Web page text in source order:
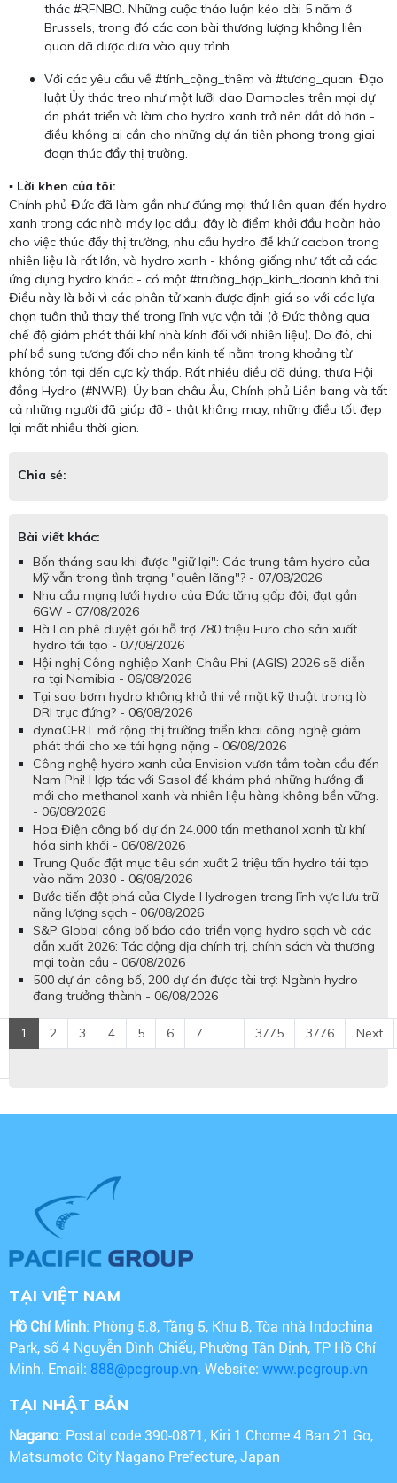
thác #RFNBO. Những cuộc thảo luận kéo dài 5 năm ở
Brussels, trong đó các con bài thương lượng không liên
quan đã được đưa vào quy trình.
Với các yêu cầu về #tính_cộng_thêm và #tương_quan, Đạo
luật Ủy thác treo như một lưỡi dao Damocles trên mọi dự
án phát triển và làm cho hydro xanh trở nên đắt đỏ hơn -
điều không ai cần cho những dự án tiên phong trong giai
đoạn thúc đẩy thị trường.
▪️ Lời khen của tôi:
Chính phủ Đức đã làm gần như đúng mọi thứ liên quan đến hydro
xanh trong các nhà máy lọc dầu: đây là điểm khởi đầu hoàn hảo
cho việc thúc đẩy thị trường, nhu cầu hydro để khử cacbon trong
nhiên liệu là rất lớn, và hydro xanh - không giống như tất cả các
ứng dụng hydro khác - có một #trường_hợp_kinh_doanh khả thi.
Điều này là bởi vì các phân tử xanh được định giá so với các lựa
chọn tuân thủ thay thế trong lĩnh vực vận tải (ở Đức thông qua
chế độ giảm phát thải khí nhà kính đối với nhiên liệu). Do đó, chi
phí bổ sung tương đối cho nền kinh tế nằm trong khoảng từ
không tồn tại đến cực kỳ thấp. Rất nhiều điều đã đúng, thưa Hội
đồng Hydro (#NWR), Ủy ban châu Âu, Chính phủ Liên bang và tất
cả những người đã giúp đỡ - thật không may, những điều tốt đẹp
lại mất nhiều thời gian.
Chia sẻ:
Bài viết khác:
Bốn tháng sau khi được "giữ lại": Các trung tâm hydro của
Mỹ vẫn trong tình trạng "quên lãng"? - 07/08/2026
Nhu cầu mạng lưới hydro của Đức tăng gấp đôi, đạt gần
6GW - 07/08/2026
Hà Lan phê duyệt gói hỗ trợ 780 triệu Euro cho sản xuất
hydro tái tạo - 07/08/2026
Hội nghị Công nghiệp Xanh Châu Phi (AGIS) 2026 sẽ diễn
ra tại Namibia - 06/08/2026
Tại sao bơm hydro không khả thi về mặt kỹ thuật trong lò
DRI trục đứng? - 06/08/2026
dynaCERT mở rộng thị trường triển khai công nghệ giảm
phát thải cho xe tải hạng nặng - 06/08/2026
Công nghệ hydro xanh của Envision vươn tầm toàn cầu đến
Nam Phi! Hợp tác với Sasol để khám phá những hướng đi
mới cho methanol xanh và nhiên liệu hàng không bền vững.
- 06/08/2026
Hoa Điện công bố dự án 24.000 tấn methanol xanh từ khí
hóa sinh khối - 06/08/2026
Trung Quốc đặt mục tiêu sản xuất 2 triệu tấn hydro tái tạo
vào năm 2030 - 06/08/2026
Bước tiến đột phá của Clyde Hydrogen trong lĩnh vực lưu trữ
năng lượng sạch - 06/08/2026
S&P Global công bố báo cáo triển vọng hydro sạch và các
dẫn xuất 2026: Tác động địa chính trị, chính sách và thương
mại toàn cầu - 06/08/2026
500 dự án công bố, 200 dự án được tài trợ: Ngành hydro
đang trưởng thành - 06/08/2026
1 2 3 4 5 6 7 ... 3775 3776 Next
TẠI VIỆT NAM
Hồ Chí Minh: Phòng 5.8, Tầng 5, Khu B, Tòa nhà Indochina
Park, số 4 Nguyễn Đình Chiểu, Phường Tân Định, TP Hồ Chí
Minh. Email: 888@pcgroup.vn. Website: www.pcgroup.vn
TẠI NHẬT BẢN
Nagano: Postal code 390-0871, Kiri 1 Chome 4 Ban 21 Go,
Matsumoto City Nagano Prefecture, Japan